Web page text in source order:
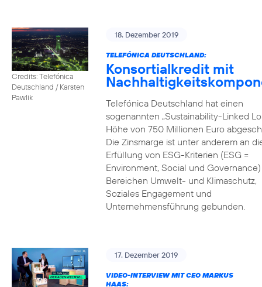
Credits: Telefónica
Deutschland / Karsten
Pawlik
18. Dezember 2019
TELEFÓNICA DEUTSCHLAND:
Konsortialkredit mit
Telefónica Deutschland hat einen
sogenannten „Sustainability-Linked
Höhe von 750 Millionen Euro
Die Zinsmarge ist unter anderem an
Erfüllung von ESG-Kriterien (ESG =
Environment, Social und
Bereichen Umwelt- und Klimaschutz,
Soziales Engagement und
Unternehmensführung gebunden.
17. Dezember 2019
VIDEO-INTERVIEW MIT CEO MARKUS
HAAS: